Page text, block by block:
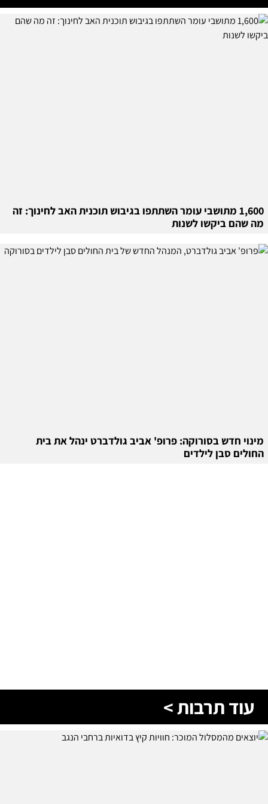
1,600 מתושבי עומר השתתפו בגיבוש תוכנית האב לחינוך: זה
מה שהם ביקשו לשנות
מינוי חדש בסורוקה: פרופ' אביב גולדברט ינהל את בית
החולים סבן לילדים
עוד תרבות >